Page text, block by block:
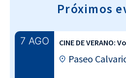
Próximos
7 AGO CINE DE VERANO:
Paseo